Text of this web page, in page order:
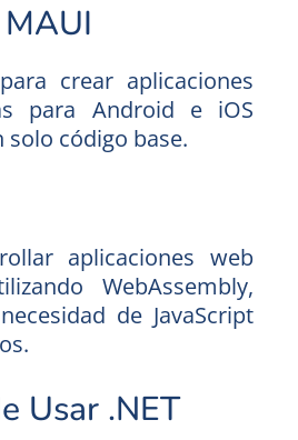
crear aplicaciones
para Android e iOS
solo código base.
aplicaciones web
WebAssembly,
de JavaScript
Usar .NET